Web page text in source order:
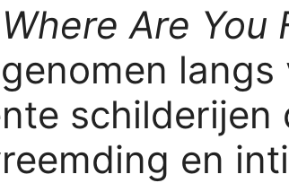
Where Are You
schilderijen
en